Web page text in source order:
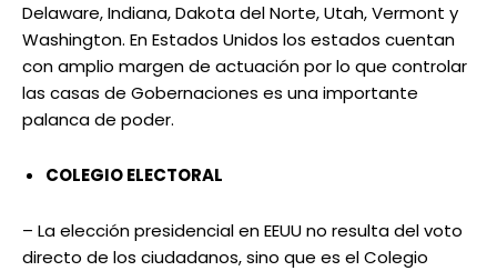
Delaware, Indiana, Dakota del Norte, Utah, Vermont y
Washington. En Estados Unidos los estados cuentan
con amplio margen de actuación por lo que controlar
las casas de Gobernaciones es una importante
palanca de poder.
COLEGIO ELECTORAL
– La elección presidencial en EEUU no resulta del voto
directo de los ciudadanos, sino que es el Colegio